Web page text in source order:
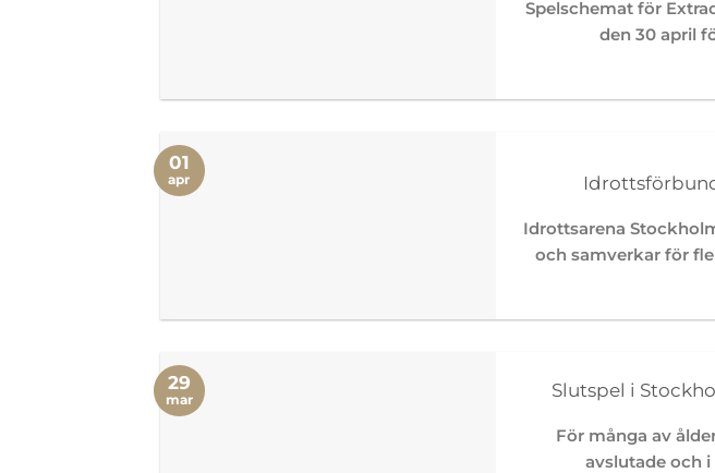
Spelschemat för
den 30 april
Idrottsarena
och samverkar för
01
apr
Slutspel i
För många av
avslutade och
29
mar